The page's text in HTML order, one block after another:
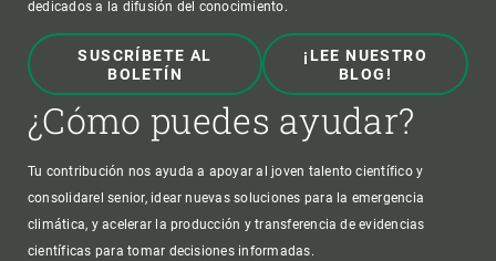
dedicados a la difusión del conocimiento.
SUSCRÍBETE AL
BOLETÍN
¡LEE NUESTRO
BLOG!
¿Cómo puedes ayudar?
Tu contribución nos ayuda a apoyar al joven talento científico y
consolidarel senior, idear nuevas soluciones para la emergencia
climática, y acelerar la producción y transferencia de evidencias
científicas para tomar decisiones informadas.